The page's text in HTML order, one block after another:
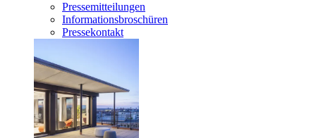
Pressemitteilungen
Informationsbroschüren
Pressekontakt